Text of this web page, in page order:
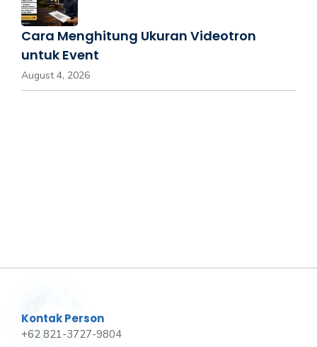
Cara Menghitung Ukuran Videotron
untuk Event
August 4, 2026
Kontak Person
+62 821-3727-9804